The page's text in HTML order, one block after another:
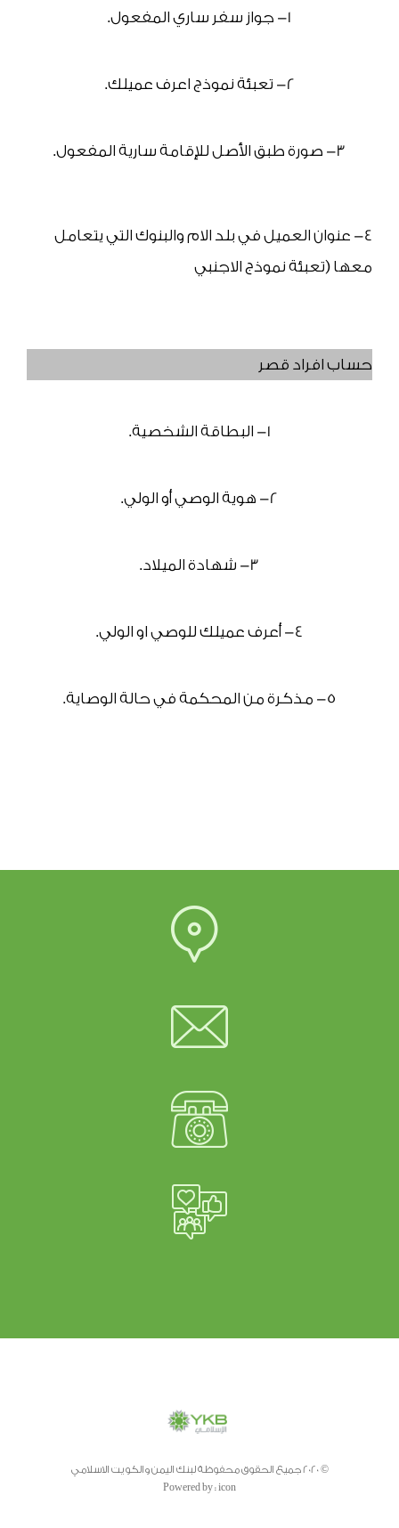
1- جواز سفر ساري المفعول.
2- تعبئة نموذج اعرف عميلك.
3- صورة طبق الأصل للإقامة سارية المفعول.
معها (تعبئة نموذج الاجنبي
حساب افراد قصر
1- البطاقة الشخصية.
2- هوية الوصي أو الولي.
3- شهادة الميلاد.
4- أعرف عميلك للوصي او الولي.
5- مذكرة من المحكمة في حالة الوصاية.
© 2020 جميع الحقوق محفوظة لبنك اليمن والكويت الاسلامي
Powered by :icon